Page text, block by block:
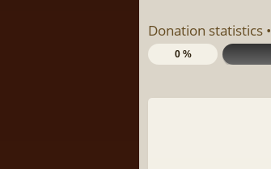
riff
Donation statistics •
0 %